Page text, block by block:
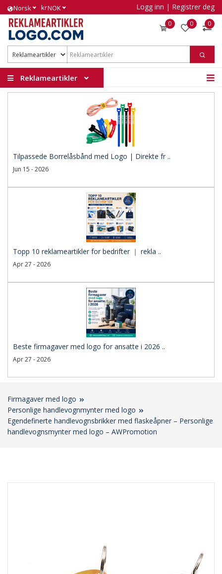
Norsk krNOK Logg inn | Registrer deg
0 0 0
Reklameartikler
Tilpassede Borrelåsbånd med Logo | Direkte fr ..
Jun 15 - 2026
Topp 10 reklameartikler for bedrifter ｜ rekla ..
Apr 27 - 2026
Beste firmagaver med logo for ansatte i 2026 ..
Apr 27 - 2026
Firmagaver med logo
Personlige handlevognmynter med logo
Egendefinerte handlevognsbrikker med flaskeåpner – Personlige
handlevognsmynter med logo – AWPromotion